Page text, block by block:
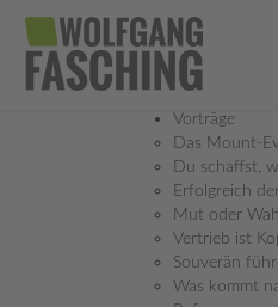
Vorträge
Das Mount-
Du schaffst,
Erfolgreich
Mut oder
Vertrieb ist
Souverän
Was kommt